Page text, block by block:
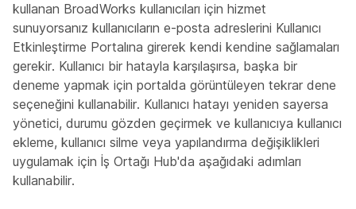
kullanan BroadWorks kullanıcıları için hizmet
sunuyorsanız kullanıcıların e-posta adreslerini Kullanıcı
Etkinleştirme Portalına girerek kendi kendine sağlamaları
gerekir. Kullanıcı bir hatayla karşılaşırsa, başka bir
deneme yapmak için portalda görüntüleyen tekrar dene
seçeneğini kullanabilir. Kullanıcı hatayı yeniden sayersa
yönetici, durumu gözden geçirmek ve kullanıcıya kullanıcı
ekleme, kullanıcı silme veya yapılandırma değişiklikleri
uygulamak için İş Ortağı Hub'da aşağıdaki adımları
kullanabilir.